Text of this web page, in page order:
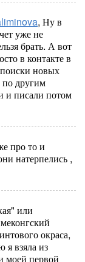
, Ну в
уже не
брать. А вот
в контакте в
новых
по другим
и писали потом
про то и
натерпелись ,
или
окраса,
я взяла из
моей первой